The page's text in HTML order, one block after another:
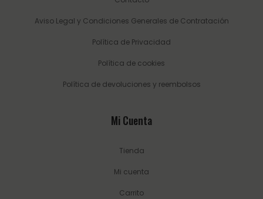
Aviso Legal y Condiciones Generales de Contratación
Política de Privacidad
Política de cookies
Política de devoluciones y reembolsos
Mi Cuenta
Tienda
Mi cuenta
Carrito